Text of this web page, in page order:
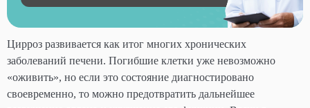
Цирроз развивается как итог многих хронических
заболеваний печени. Погибшие клетки уже невозможно
«оживить», но если это состояние диагностировано
своевременно, то можно предотвратить дальнейшее